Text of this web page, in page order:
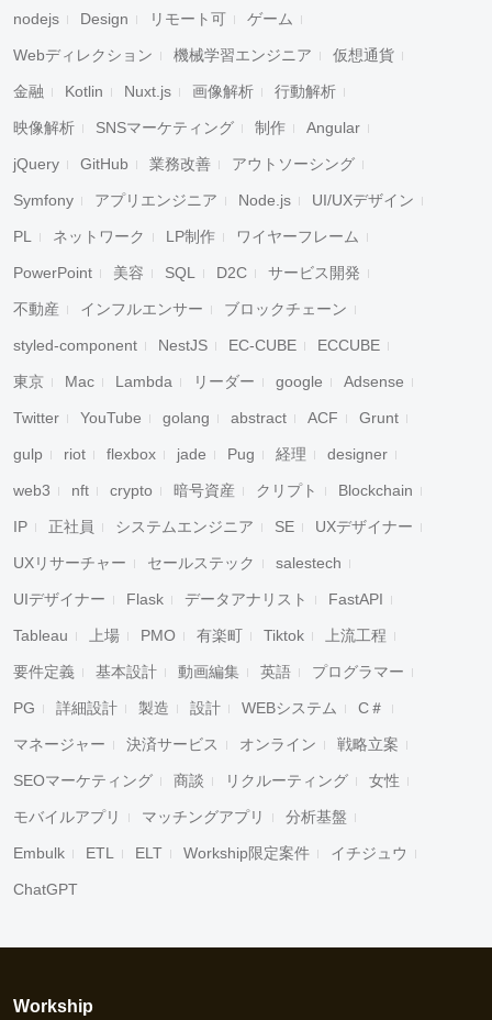
nodejs Design リモート可 ゲーム
Webディレクション 機械学習エンジニア 仮想通貨
金融 Kotlin Nuxt.js 画像解析 行動解析
映像解析 SNSマーケティング 制作 Angular
jQuery GitHub 業務改善 アウトソーシング
Symfony アプリエンジニア Node.js UI/UXデザイン
PL ネットワーク LP制作 ワイヤーフレーム
PowerPoint 美容 SQL D2C サービス開発
不動産 インフルエンサー ブロックチェーン
styled-component NestJS EC-CUBE ECCUBE
東京 Mac Lambda リーダー google Adsense
Twitter YouTube golang abstract ACF Grunt
gulp riot flexbox jade Pug 経理 designer
web3 nft crypto 暗号資産 クリプト Blockchain
IP 正社員 システムエンジニア SE UXデザイナー
UXリサーチャー セールステック salestech
UIデザイナー Flask データアナリスト FastAPI
Tableau 上場 PMO 有楽町 Tiktok 上流工程
要件定義 基本設計 動画編集 英語 プログラマー
PG 詳細設計 製造 設計 WEBシステム C＃
マネージャー 決済サービス オンライン 戦略立案
SEOマーケティング 商談 リクルーティング 女性
モバイルアプリ マッチングアプリ 分析基盤
Embulk ETL ELT Workship限定案件 イチジュウ
ChatGPT
Workship